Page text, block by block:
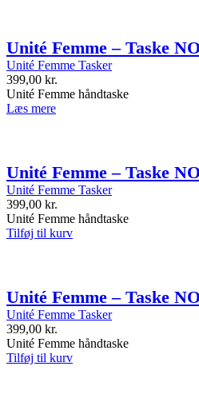
Unité Femme – Taske
Unité Femme Tasker
399,00 kr.
Unité Femme håndtaske
Læs mere
Unité Femme – Taske
Unité Femme Tasker
399,00 kr.
Unité Femme håndtaske
Tilføj til kurv
Unité Femme – Taske
Unité Femme Tasker
399,00 kr.
Unité Femme håndtaske
Tilføj til kurv